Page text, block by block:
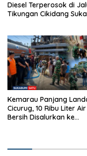
Diesel Terperosok di
Tikungan Cikidang
Kemarau Panjang
Cicurug, 10 Ribu Liter Air
Bersih Disalurkan ke